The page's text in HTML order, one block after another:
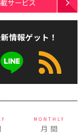
サービス
情報ゲット！
MONTHLY
月 間